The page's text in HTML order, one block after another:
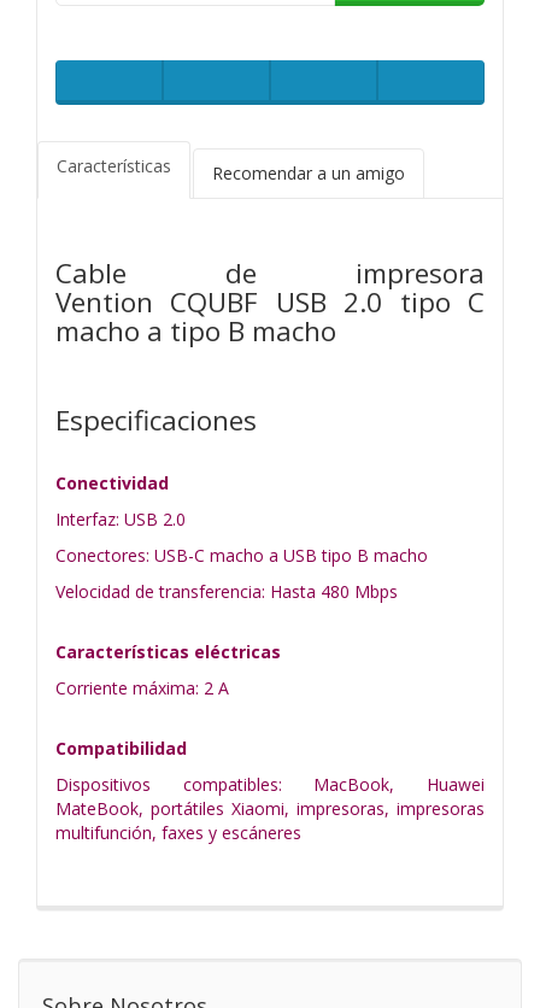
Características Recomendar a un amigo
Cable de impresora
Vention CQUBF USB 2.0 tipo C
macho a tipo B macho
Especificaciones
Conectividad
Interfaz: USB 2.0
Conectores: USB-C macho a USB tipo B macho
Velocidad de transferencia: Hasta 480 Mbps
Características eléctricas
Corriente máxima: 2 A
Compatibilidad
Dispositivos compatibles: MacBook, Huawei
MateBook, portátiles Xiaomi, impresoras, impresoras
multifunción, faxes y escáneres